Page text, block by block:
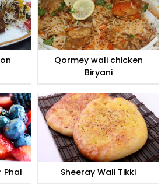
Qormey wali chicken
Biryani
Phal Sheeray Wali Tikki